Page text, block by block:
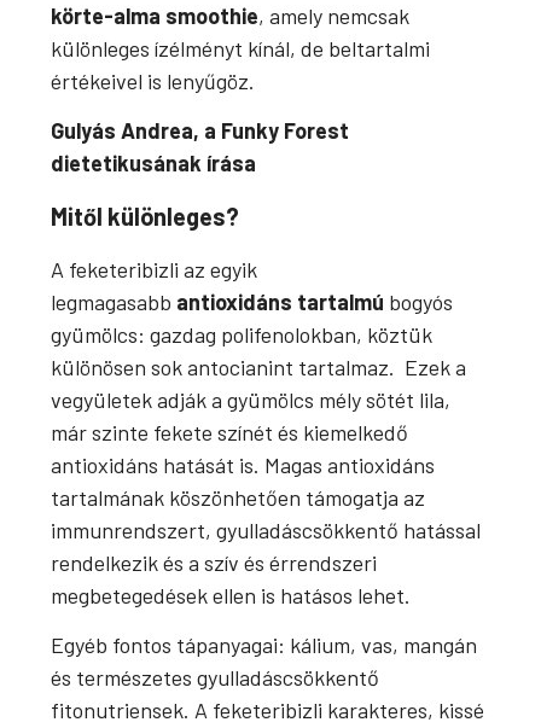
körte-alma smoothie, amely nemcsak
különleges ízélményt kínál, de beltartalmi
értékeivel is lenyűgöz.
Gulyás Andrea, a Funky Forest
dietetikusának írása
Mitől különleges?
A feketeribizli az egyik
legmagasabb antioxidáns tartalmú bogyós
gyümölcs: gazdag polifenolokban, köztük
különösen sok antocianint tartalmaz. Ezek a
vegyületek adják a gyümölcs mély sötét lila,
már szinte fekete színét és kiemelkedő
antioxidáns hatását is. Magas antioxidáns
tartalmának köszönhetően támogatja az
immunrendszert, gyulladáscsökkentő hatással
rendelkezik és a szív és érrendszeri
megbetegedések ellen is hatásos lehet.
Egyéb fontos tápanyagai: kálium, vas, mangán
és természetes gyulladáscsökkentő
fitonutriensek. A feketeribizli karakteres, kissé